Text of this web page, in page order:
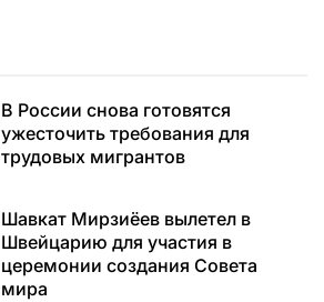
В России снова готовятся
ужесточить требования для
трудовых мигрантов
Шавкат Мирзиёев вылетел в
Швейцарию для участия в
церемонии создания Совета
мира